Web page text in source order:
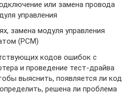
или замена провода
управления
замена модуля управления
(PCM)
кодов ошибок с
и проведение тест-драйва
выяснить, появляется ли код
решена ли проблема